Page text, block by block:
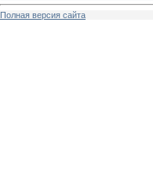
Полная версия сайта